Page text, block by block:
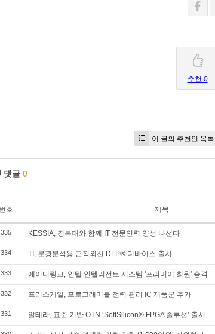
추천 0
이 글의 추천인 목록
댓글 0
번호 제목
335 KESSIA, 경복대와 함께 IT 전문인력 양성 나선다
334 TI, 분광분석용 근적외선 DLP® 디바이스 출시
333 에이디링크, 인텔 인텔리전트 시스템 '프리미어 회원' 승격
332 프리스케일, 프로그래머블 전력 관리 IC 제품군 추가
331 알테라, 표준 기반 OTN ‘SoftSilicon® FPGA 솔루션’ 출시